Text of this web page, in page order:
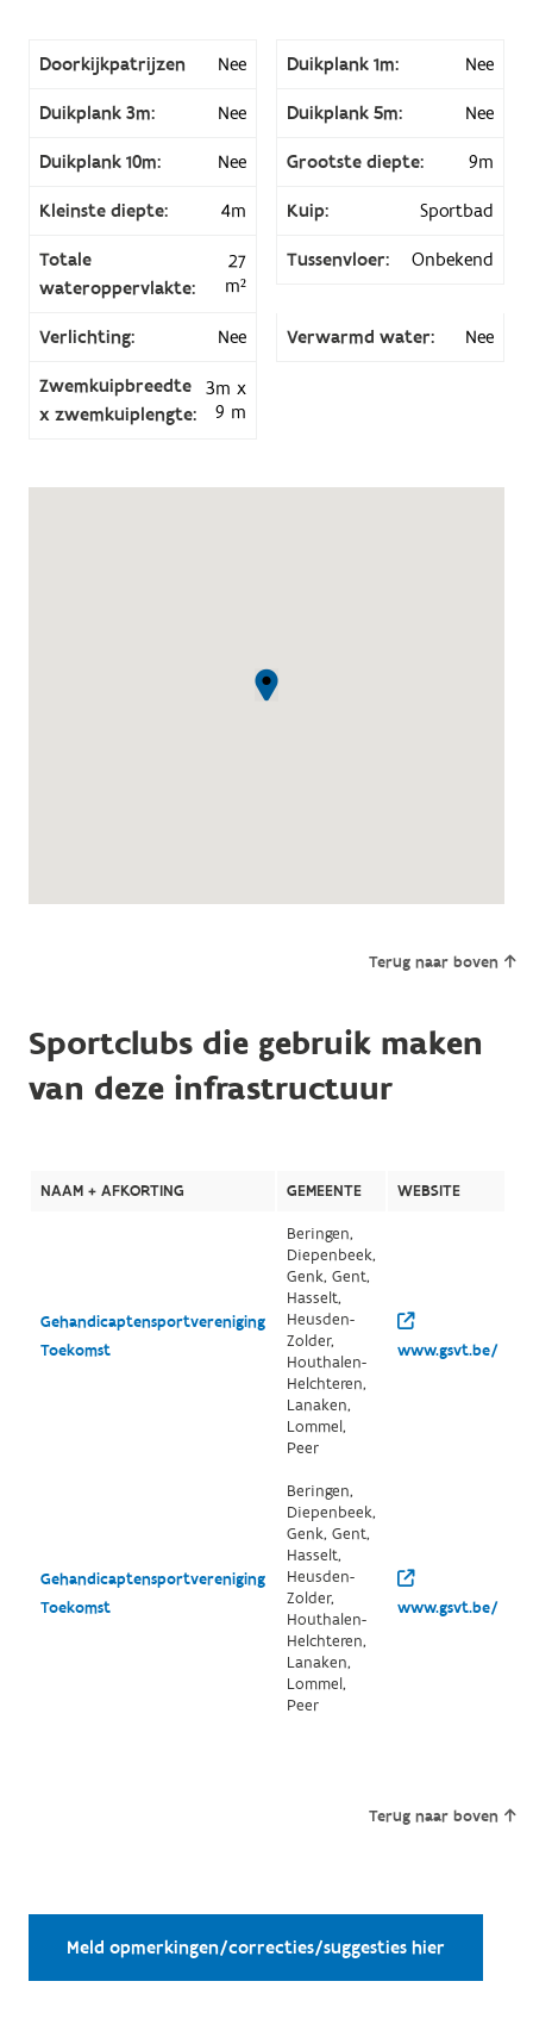
Doorkijkpatrijzen Nee Duikplank 1m: Nee
Duikplank 3m: Nee Duikplank 5m: Nee
Duikplank 10m: Nee Grootste diepte: 9m
Kleinste diepte: 4m Kuip: Sportbad
Totale
wateroppervlakte:
27
m²
Tussenvloer: Onbekend
Verlichting: Nee Verwarmd water: Nee
Zwemkuipbreedte
x zwemkuiplengte:
3m x
9 m
Terug naar boven
Sportclubs die gebruik maken
van deze infrastructuur
NAAM + AFKORTING GEMEENTE WEBSITE
Gehandicaptensportvereniging
Toekomst
Beringen,
Diepenbeek,
Genk, Gent,
Hasselt,
Heusden-
Zolder,
Houthalen-
Helchteren,
Lanaken,
Lommel,
Peer
www.gsvt.be/
Gehandicaptensportvereniging
Toekomst
Beringen,
Diepenbeek,
Genk, Gent,
Hasselt,
Heusden-
Zolder,
Houthalen-
Helchteren,
Lanaken,
Lommel,
Peer
www.gsvt.be/
Terug naar boven
Meld opmerkingen/correcties/suggesties hier